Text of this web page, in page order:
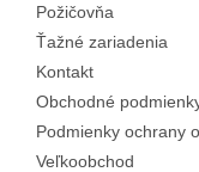
Požičovňa
Ťažné zariadenia
Kontakt
Obchodné
Podmienky ochrany
Veľkoobchod